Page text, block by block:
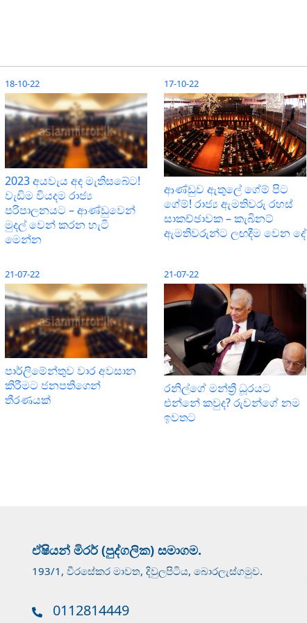
18-10-22
2023 අයවැය අද මැතිසබේට!
වැඩිම වියදම රාජ්‍ය
පරිපාලනයට – ආණ්ඩුවෙන්
මුදල් වෙන් කරන හැටි
මෙන්න
17-10-22
ආණ්ඩුව ඇතුලේ ගේම් පිට
ගේම්! රාජ්‍ය ඇමතිවරු රහස්
සාකච්ඡාවක – කැබිනට්
ඇමතිවරුන්ට ලඟදීම වෙන දේ
21-07-22
පාර්ලිමේන්තුව වාර අවසාන
කිරීමට ජනපතිගෙන්
තීරණයක්
21-07-22
රනිල්ගේ මන්ත්‍රී ධූරයට
එන්නේ කවුද? රුවන්ගේ නම
ඉවතට
ඒෂියන් මිරර් (පුද්ගලික) සමාගම.
193/1, වීරසේකර මාවත, දිවුලපිටිය, බොරලැස්ගමුව.
0112814449